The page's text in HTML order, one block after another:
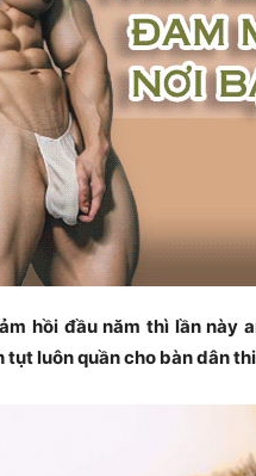
hồi đầu năm thì lần này
tụt luôn quần cho bàn dân